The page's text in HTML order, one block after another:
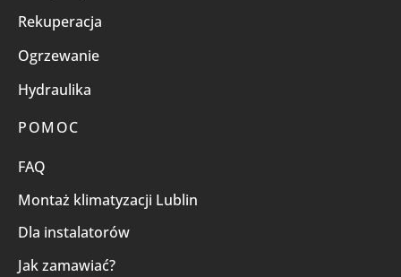
Rekuperacja
Ogrzewanie
Hydraulika
POMOC
FAQ
Montaż klimatyzacji Lublin
Dla instalatorów
Jak zamawiać?